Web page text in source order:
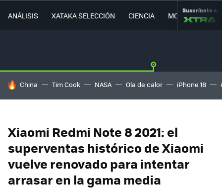
ANÁLISIS XATAKA SELECCIÓN CIENCIA MOVILIDAD
Suscríbete a
HOY SE HABLA DE
China Tim Cook NASA Ola de calor iPhone 18
Xiaomi Redmi Note 8 2021: el
superventas histórico de Xiaomi
vuelve renovado para intentar
arrasar en la gama media